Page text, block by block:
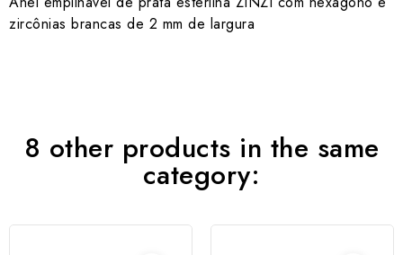
zircônias brancas de 2 mm de largura
8 other products in the same
category: